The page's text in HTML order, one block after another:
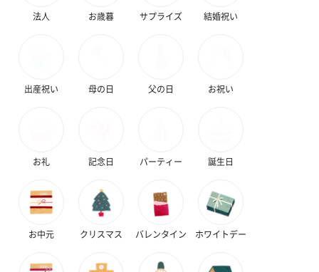
法人 お歳暮 サプライズ 結婚祝い
出産祝い 母の日 父の日 お祝い
お礼 記念日 パーティー 誕生日
お中元 クリスマス バレンタイン ホワイトデー